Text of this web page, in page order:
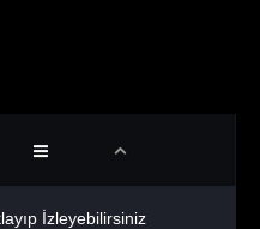
İzleyebilirsiniz